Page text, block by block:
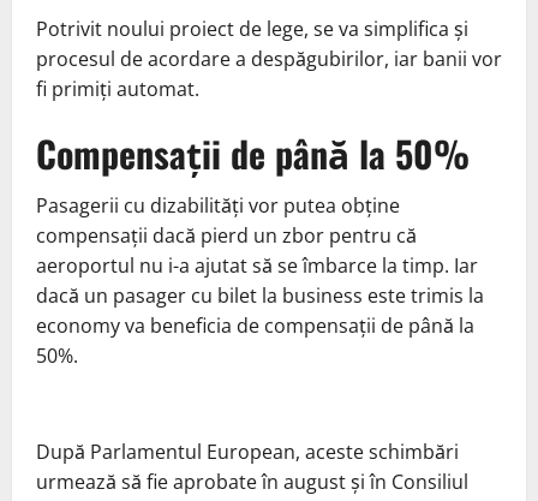
Potrivit noului proiect de lege, se va simplifica și
procesul de acordare a despăgubirilor, iar banii vor
fi primiți automat.
Compensații de până la 50%
Pasagerii cu dizabilități vor putea obține
compensații dacă pierd un zbor pentru că
aeroportul nu i-a ajutat să se îmbarce la timp. Iar
dacă un pasager cu bilet la business este trimis la
economy va beneficia de compensații de până la
50%.
După Parlamentul European, aceste schimbări
urmează să fie aprobate în august și în Consiliul